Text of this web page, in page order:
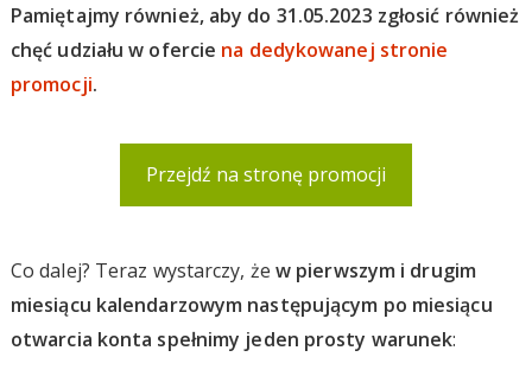
Pamiętajmy również, aby do 31.05.2023 zgłosić również
chęć udziału w ofercie na dedykowanej stronie
promocji.
Przejdź na stronę promocji
Co dalej? Teraz wystarczy, że w pierwszym i drugim
miesiącu kalendarzowym następującym po miesiącu
otwarcia konta spełnimy jeden prosty warunek: